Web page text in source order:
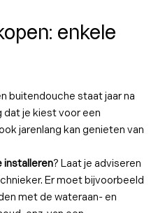
enkele
buitendouche staat jaar na
dat je kiest voor een
jarenlang kan genieten van
installeren? Laat je adviseren
Er moet bijvoorbeeld
met de wateraan- en